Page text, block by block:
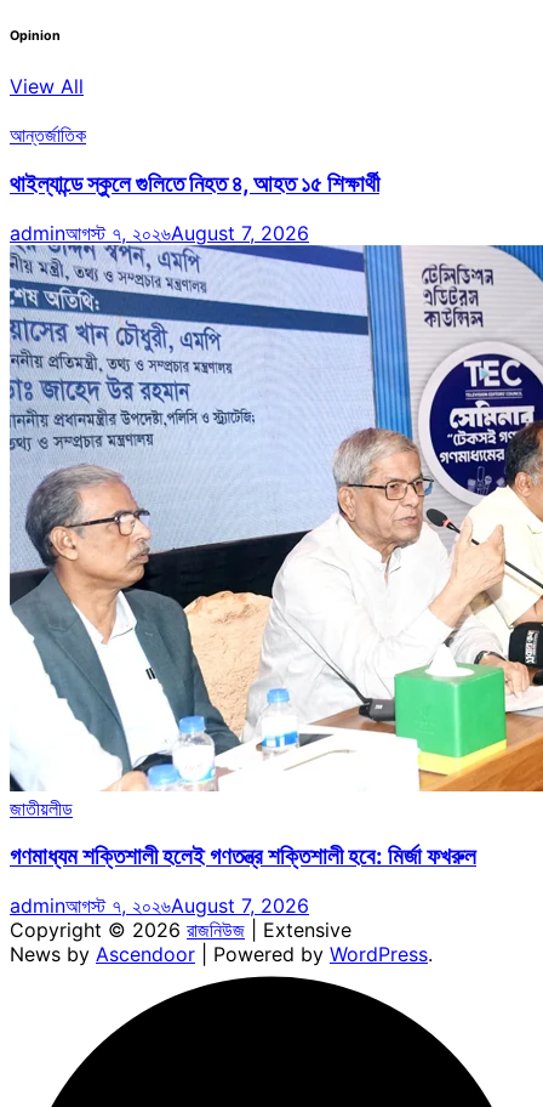
Opinion
View All
আন্তর্জাতিক
থাইল্যান্ডে স্কুলে গুলিতে নিহত ৪, আহত ১৫ শিক্ষার্থী
adminআগস্ট ৭, ২০২৬August 7, 2026
জাতীয়লীড
গণমাধ্যম শক্তিশালী হলেই গণতন্ত্র শক্তিশালী হবে: মির্জা ফখরুল
adminআগস্ট ৭, ২০২৬August 7, 2026
Copyright © 2026 রাজনিউজ | Extensive
News by Ascendoor | Powered by WordPress.